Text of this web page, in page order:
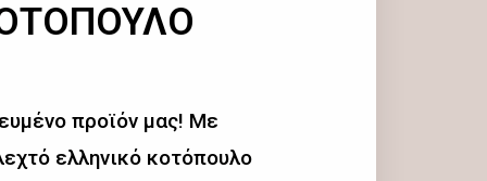
προϊόν μας! Με
ελληνικό κοτόπουλο